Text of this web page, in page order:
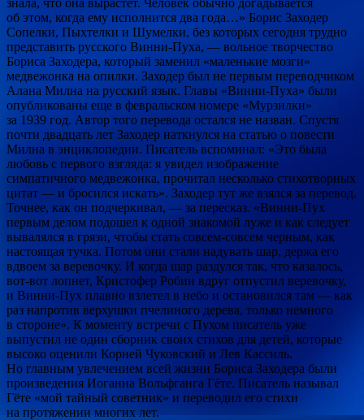
об этом, когда ему исполнится два года…» Борис Заходер
Сопелки, Пыхтелки и Шумелки, без которых сегодня трудно
представить русского Винни-Пуха, — вольное творчество
Бориса Заходера, который заменил «маленькие мозги»
медвежонка на опилки. Заходер был не первым переводчиком
Алана Милна на русский язык. Главы «Винни-Пуха» были
опубликованы еще в февральском номере «Мурзилки»
за 1939 год. Автор того перевода остался не назван. Спустя
почти двадцать лет Заходер наткнулся на статью о повести
Милна в энциклопедии. Писатель вспоминал: «Это была
любовь с первого взгляда: я увидел изображение
симпатичного медвежонка, прочитал несколько стихотворных
цитат — и бросился искать». Заходер тут же взялся за перевод.
Точнее, как он подчеркивал, — за пересказ. «Винни-Пух
первым делом подошел к одной знакомой луже и как следует
вывалялся в грязи, чтобы стать совсем-совсем черным, как
настоящая тучка. Потом они стали надувать шар, держа его
вдвоем за веревочку. И когда шар раздулся так, что казалось,
вот-вот лопнет, Кристофер Робин вдруг отпустил веревочку,
и Винни-Пух плавно взлетел в небо и остановился там — как
раз напротив верхушки пчелиного дерева, только немного
в стороне». К моменту встречи с Пухом писатель уже
выпустил не один сборник своих стихов для детей, которые
высоко оценили Корней Чуковский и Лев Кассиль.
Но главным увлечением всей жизни Бориса Заходера были
произведения Иоганна Вольфганга Гёте. Писатель называл
Гёте «мой тайный советник» и переводил его стихи
на протяжении многих лет.